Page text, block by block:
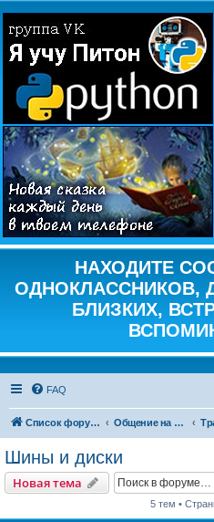
НАХОДИТЕ
ОДНОКЛАССНИКОВ,
БЛИЗКИХ,
FAQ
Список форумов Общение на свободные темы
Шины и диски
Новая тема
5 тем •